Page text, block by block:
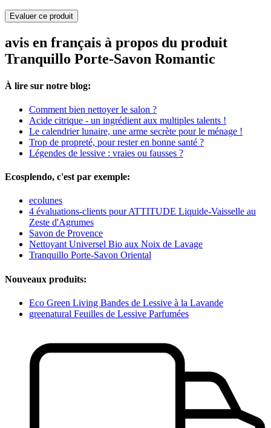
Evaluer ce produit
avis en français à propos du produit
Tranquillo Porte-Savon Romantic
À lire sur notre blog:
Comment bien nettoyer le salon ?
Acide citrique - un ingrédient aux multiples talents !
Le calendrier lunaire, une arme secrète pour le ménage !
Trop de propreté, pour rester en bonne santé ?
Légendes de lessive : vraies ou fausses ?
Ecosplendo, c'est par exemple:
ecolunes
4 évaluations-clients pour ATTITUDE Liquide-Vaisselle au
Zeste d'Agrumes
Savon de Provence
Nettoyant Universel Bio aux Noix de Lavage
Tranquillo Porte-Savon Oriental
Nouveaux produits:
Eco Green Living Bandes de Lessive à la Lavande
greenatural Feuilles de Lessive Parfumées